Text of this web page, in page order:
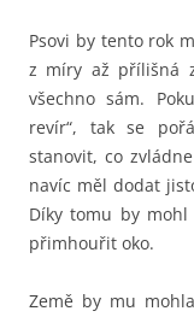
Psovi by tento rok
z míry až přílišná
všechno sám.
revír“, tak se
stanovit, co
navíc měl dodat
Díky tomu by
přimhouřit oko.
Země by mu